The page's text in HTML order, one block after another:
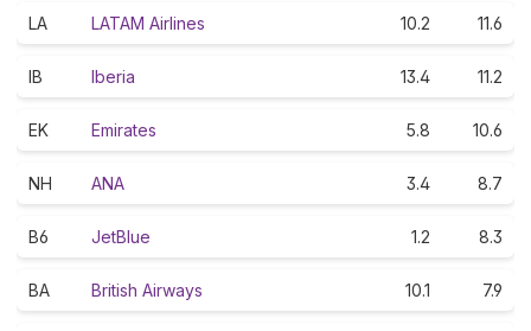
LA LATAM Airlines 10.2 11.6
IB Iberia 13.4 11.2
EK Emirates 5.8 10.6
NH ANA 3.4 8.7
B6 JetBlue 1.2 8.3
BA British Airways 10.1 7.9